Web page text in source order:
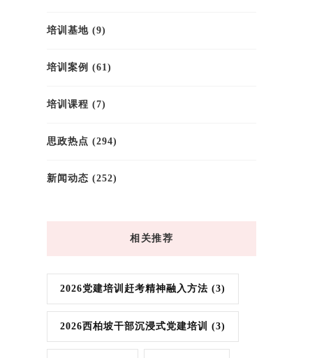
培训基地 (9)
培训案例 (61)
培训课程 (7)
思政热点 (294)
新闻动态 (252)
相关推荐
2026党建培训赶考精神融入方法 (3)
2026西柏坡干部沉浸式党建培训 (3)